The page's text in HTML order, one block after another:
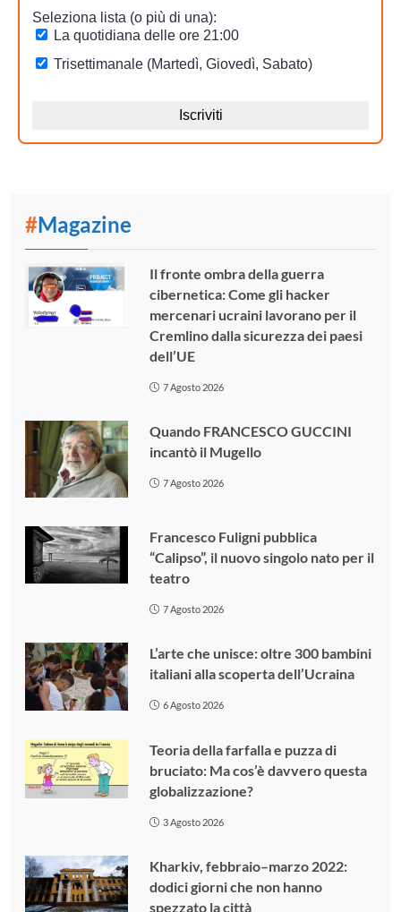
#Magazine
Il fronte ombra della guerra
cibernetica: Come gli hacker
mercenari ucraini lavorano per il
Cremlino dalla sicurezza dei paesi
dell’UE
7 Agosto 2026
Quando FRANCESCO GUCCINI
incantò il Mugello
7 Agosto 2026
Francesco Fuligni pubblica
“Calipso”, il nuovo singolo nato per il
teatro
7 Agosto 2026
L’arte che unisce: oltre 300 bambini
italiani alla scoperta dell’Ucraina
6 Agosto 2026
Teoria della farfalla e puzza di
bruciato: Ma cos’è davvero questa
globalizzazione?
3 Agosto 2026
Kharkiv, febbraio–marzo 2022:
dodici giorni che non hanno
spezzato la città